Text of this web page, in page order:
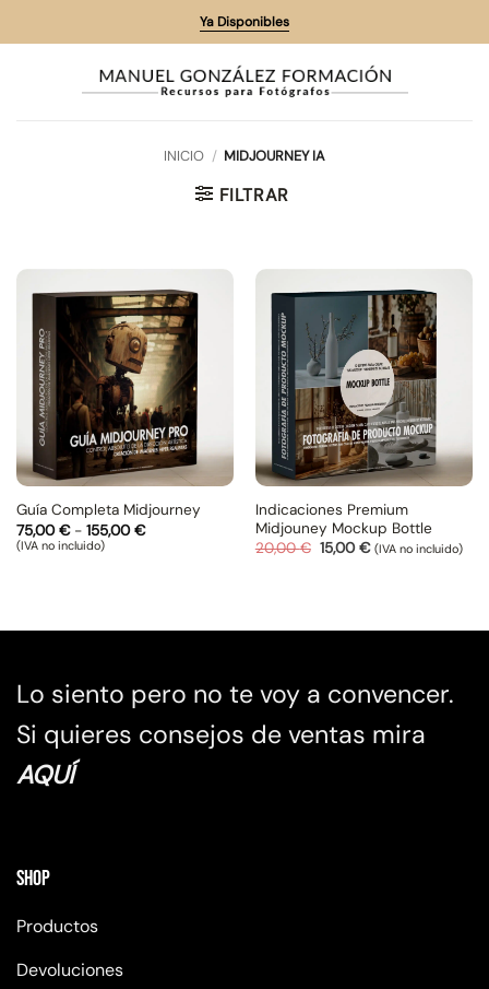
al
Ya Disponibles
INICIO / MIDJOURNEY IA
FILTRAR
Guía Completa Midjourney
75,00€ - 155,00€Rango
(IVA no incluido)
Indicaciones Premium
Midjouney Mockup Bottle
20,00€ El
precio
15,00€El
precio
(IVA no incluido)
Lo siento pero no te voy a convencer.
Si quieres consejos de ventas mira
AQUÍ
Shop
Productos
Devoluciones